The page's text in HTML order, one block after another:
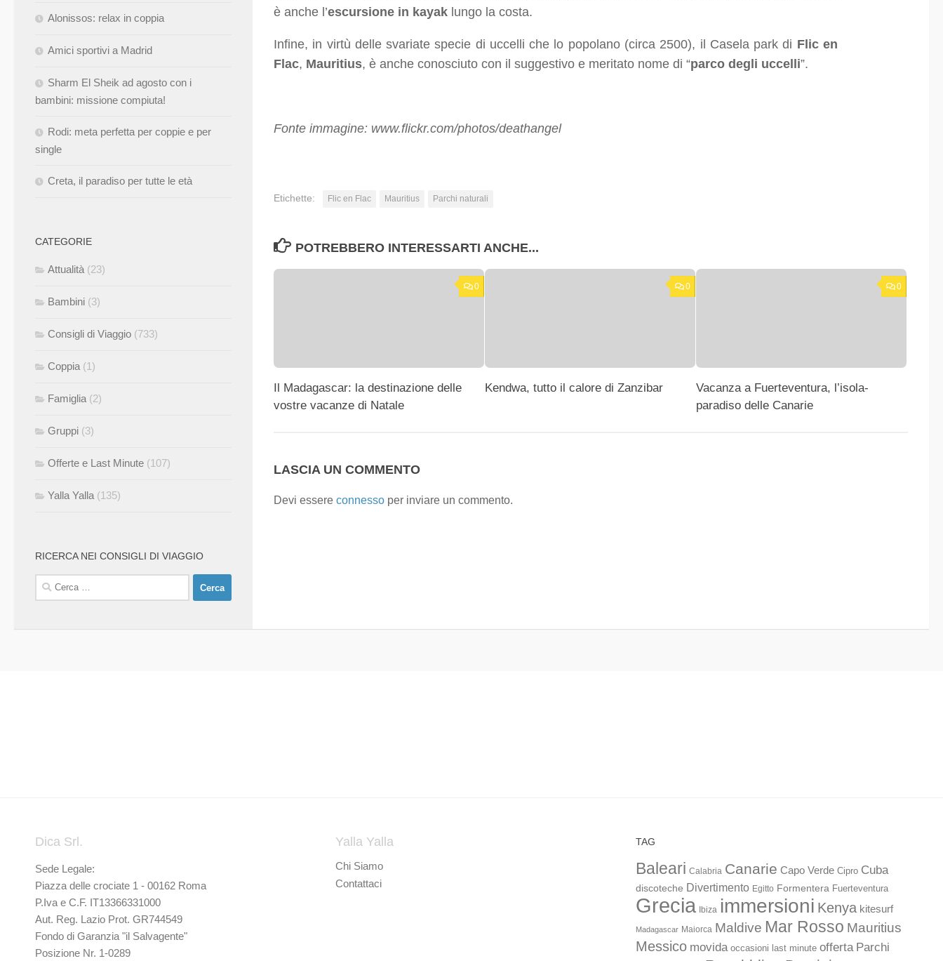
è anche l’escursione in kayak lungo la costa.
Infine, in virtù delle svariate specie di uccelli che lo popolano (circa 2500), il Casela park di Flic en
Flac, Mauritius, è anche conosciuto con il suggestivo e meritato nome di “parco degli uccelli”.
Fonte immagine: www.flickr.com/photos/deathangel
Etichette: Flic en Flac Mauritius Parchi naturali
POTREBBERO INTERESSARTI ANCHE...
0
Il Madagascar: la destinazione delle
vostre vacanze di Natale
0
Kendwa, tutto il calore di Zanzibar
0
Vacanza a Fuerteventura, l’isola-
paradiso delle Canarie
LASCIA UN COMMENTO
Devi essere connesso per inviare un commento.
Alonissos: relax in coppia
Amici sportivi a Madrid
Sharm El Sheik ad agosto con i
bambini: missione compiuta!
Rodi: meta perfetta per coppie e per
single
Creta, il paradiso per tutte le età
CATEGORIE
Attualità (23)
Bambini (3)
Consigli di Viaggio (733)
Coppia (1)
Famiglia (2)
Gruppi (3)
Offerte e Last Minute (107)
Yalla Yalla (135)
RICERCA NEI CONSIGLI DI VIAGGIO
Ricerca
per:
Dica Srl.
Sede Legale:
Piazza delle crociate 1 - 00162 Roma
P.Iva e C.F. IT13366331000
Aut. Reg. Lazio Prot. GR744549
Fondo di Garanzia "il Salvagente"
Posizione Nr. 1-0289
Yalla Yalla
Chi Siamo
Contattaci
TAG
Baleari Calabria Canarie Capo Verde Cipro Cuba
discoteche Divertimento Egitto Formentera Fuerteventura
Grecia Ibiza immersioni Kenya kitesurf
Madagascar Maiorca Maldive Mar Rosso Mauritius
Messico movida occasioni last minute offerta Parchi